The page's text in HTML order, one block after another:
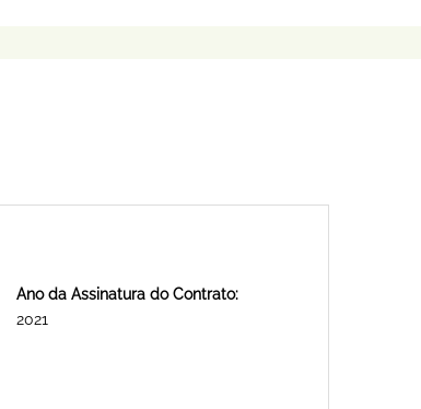
Ano da Assinatura do Contrato:
2021